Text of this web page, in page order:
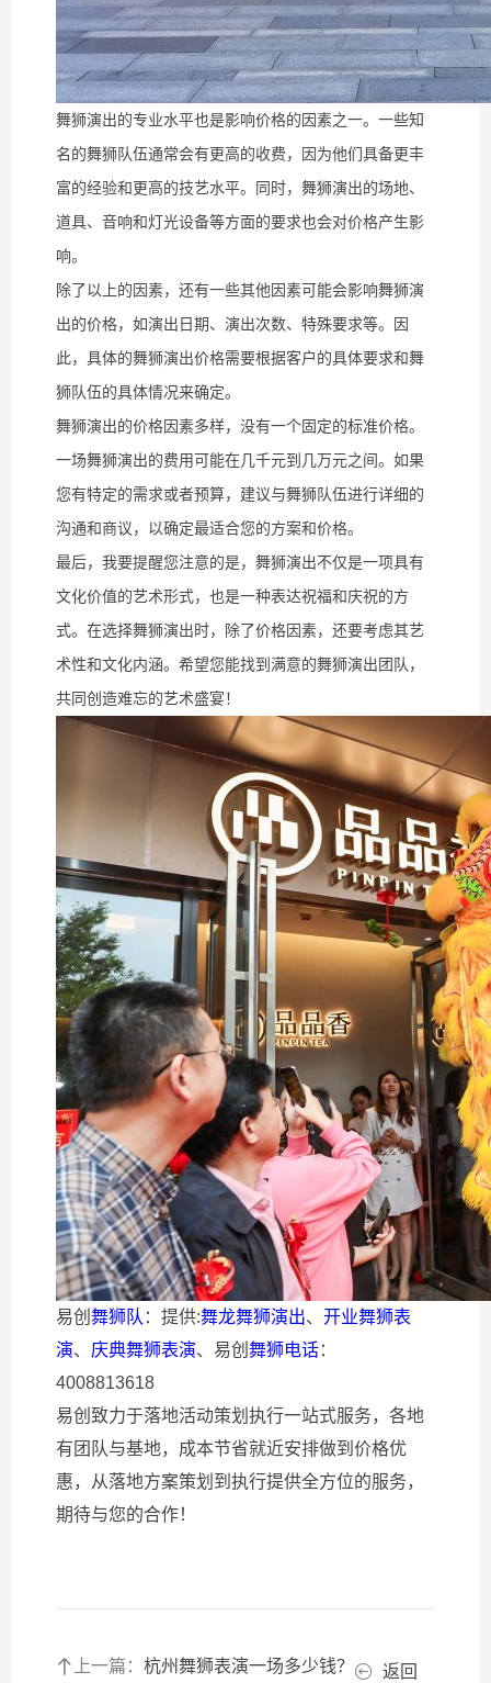
舞狮演出的专业水平也是影响价格的因素之一。一些知
名的舞狮队伍通常会有更高的收费，因为他们具备更丰
富的经验和更高的技艺水平。同时，舞狮演出的场地、
道具、音响和灯光设备等方面的要求也会对价格产生影
响。
除了以上的因素，还有一些其他因素可能会影响舞狮演
出的价格，如演出日期、演出次数、特殊要求等。因
此，具体的舞狮演出价格需要根据客户的具体要求和舞
狮队伍的具体情况来确定。
舞狮演出的价格因素多样，没有一个固定的标准价格。
一场舞狮演出的费用可能在几千元到几万元之间。如果
您有特定的需求或者预算，建议与舞狮队伍进行详细的
沟通和商议，以确定最适合您的方案和价格。
最后，我要提醒您注意的是，舞狮演出不仅是一项具有
文化价值的艺术形式，也是一种表达祝福和庆祝的方
式。在选择舞狮演出时，除了价格因素，还要考虑其艺
术性和文化内涵。希望您能找到满意的舞狮演出团队，
共同创造难忘的艺术盛宴！
易创舞狮队 ：提供:舞龙舞狮演出、开业舞狮表
演、 庆典舞狮表演、易创舞狮电话：
4008813618
易创致力于落地活动策划执行一站式服务，各地
有团队与基地，成本节省就近安排做到价格优
惠，从落地方案策划到执行提供全方位的服务，
期待与您的合作！
上一篇：杭州舞狮表演一场多少钱？ 返回